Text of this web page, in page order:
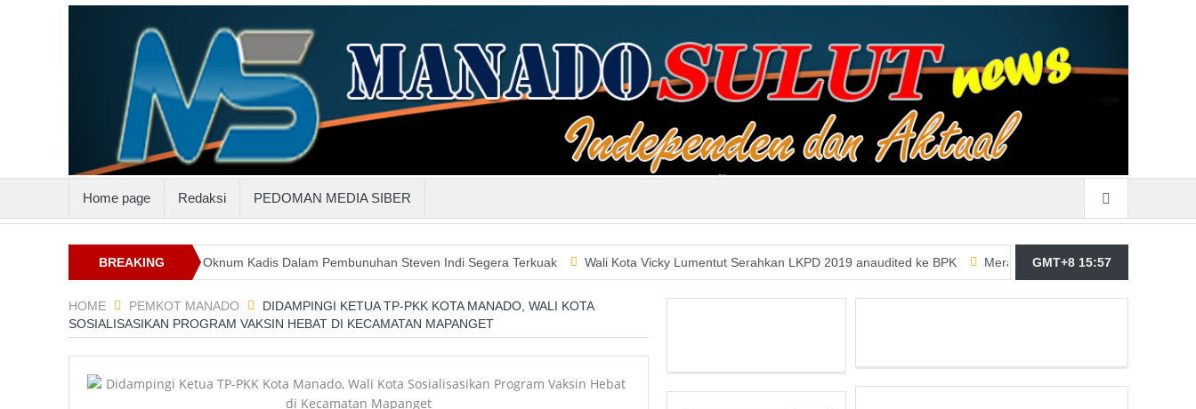
Home page Redaksi PEDOMAN MEDIA SIBER
BREAKING
NEWS
Keterlibatan Oknum Kadis Dalam Pembunuhan Steven Indi Segera Terkuak Wali Kota Vicky Lumentut Serahkan LKPD 2019 anaudited ke BPK Merasa Terpangil, GMBI Wilter Sulut Siap
GMT+8 15:57
HOME PEMKOT MANADO
DIDAMPINGI KETUA TP-PKK KOTA MANADO, WALI KOTA
SOSIALISASIKAN PROGRAM VAKSIN HEBAT DI KECAMATAN MAPANGET